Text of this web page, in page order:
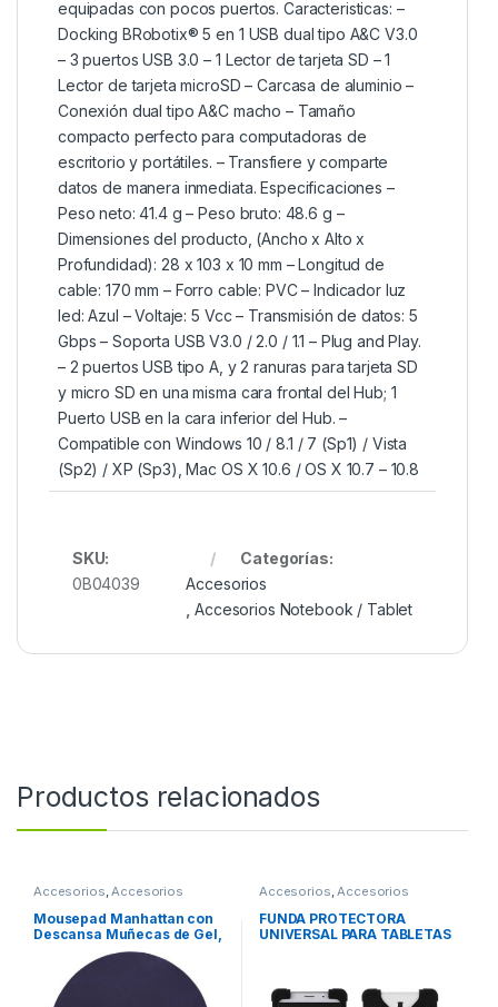
equipadas con pocos puertos. Caracteristicas: –
Docking BRobotix® 5 en 1 USB dual tipo A&C V3.0
– 3 puertos USB 3.0 – 1 Lector de tarjeta SD – 1
Lector de tarjeta microSD – Carcasa de aluminio –
Conexión dual tipo A&C macho – Tamaño
compacto perfecto para computadoras de
escritorio y portátiles. – Transfiere y comparte
datos de manera inmediata. Especificaciones –
Peso neto: 41.4 g – Peso bruto: 48.6 g –
Dimensiones del producto, (Ancho x Alto x
Profundidad): 28 x 103 x 10 mm – Longitud de
cable: 170 mm – Forro cable: PVC – Indicador luz
led: Azul – Voltaje: 5 Vcc – Transmisión de datos: 5
Gbps – Soporta USB V3.0 / 2.0 / 1.1 – Plug and Play.
– 2 puertos USB tipo A, y 2 ranuras para tarjeta SD
y micro SD en una misma cara frontal del Hub; 1
Puerto USB en la cara inferior del Hub. –
Compatible con Windows 10 / 8.1 / 7 (Sp1) / Vista
(Sp2) / XP (Sp3), Mac OS X 10.6 / OS X 10.7 – 10.8
SKU:
0B04039
Categorías:
Accesorios
,Accesorios Notebook / Tablet
Productos relacionados
Accesorios Accesorios
Mousepad Manhattan con
Descansa Muñecas de Gel,
20x24cm, Grosor 4mm,
Azul Marino TIPO GEL
ERGONOMICO AZUL
MARINO
Accesorios Accesorios
Almacenamiento
FUNDA PROTECTORA
UNIVERSAL PARA TABLETAS
DE 8 9 Y 12 DE SILICON NEG